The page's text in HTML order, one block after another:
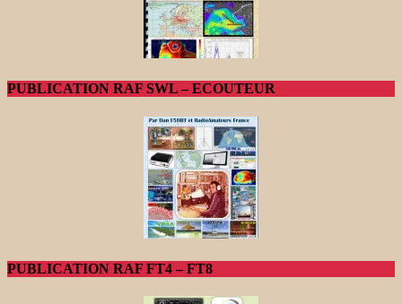
PUBLICATION RAF SWL – ECOUTEUR
PUBLICATION RAF FT4 – FT8